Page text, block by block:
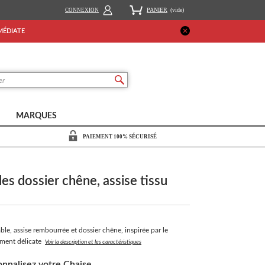
PANIER (vide)
CONNEXION
MARQUES
PAIEMENT 100% SÉCURISÉ
dossier chêne, assise tissu
assise rembourrée et dossier chêne, inspirée par le
délicate Voir la description et les caractéristiques